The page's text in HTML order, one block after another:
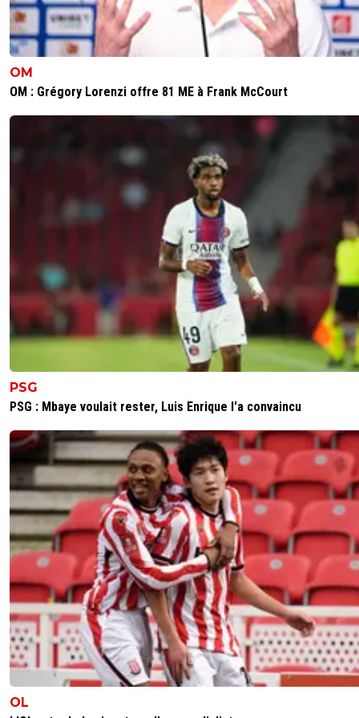
reds13 30 novembre 2025 à 23:47 + 1097
Avant de parler transfert il faut attendre le
201 M du dernier exercice 2024/2025
0+ Répondre
01 décembre 2025 à 6:57 +
Le bilan est le meme qu'en juillet .. vu que
a été presenté a la dncg
Ce n'est pas la dessus que la dncg va se
mais sur le bilan du 1er trimetre de cette saison
Voir si la baisse de la masse salariaile les rentrer
d'argent d'explotation sponsor recette etc et
des transferts ont eu un impact positif sur les
comptes de l'ol
0 Répondre
+ 1097
comme L OM
+ Répondre
Eisie37 01 décembre 2025 à 00:54 +426
C'est plus facile de tenir un résultat quand on ne
pas un match comme celui contre newcastle
semaine, et à 11 contre 11...
D'ailleurs contre newcastle, le résultat a été tenu ;)
0+ Répondre
Ragnar-Lodbrok7 30 novembre 2025 à 22:56 +518
Tres heureux pour notre OL ^^
Par contre ca gène les no life qui sont ici y a pas de
satisfaire ^^
OM
OM : Grégory Lorenzi offre 81 ME à Frank McCourt
PSG
PSG : Mbaye voulait rester, Luis Enrique l'a convaincu
OL